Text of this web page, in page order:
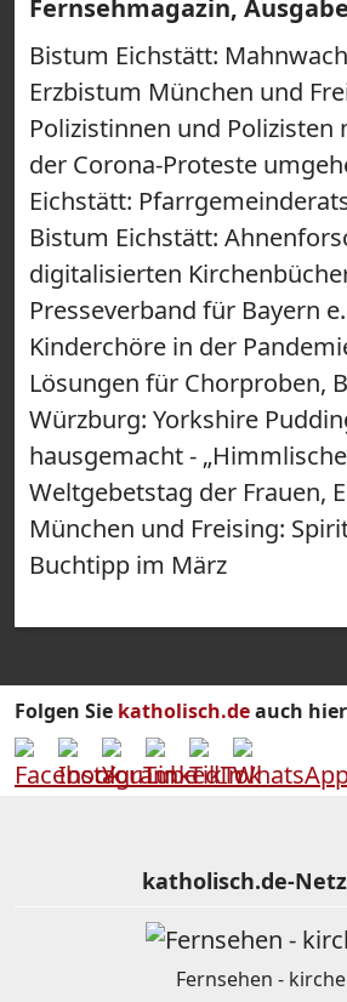
Fernsehmagazin,
Bistum Eichstätt:
Erzbistum München und
Polizistinnen und
der Corona-Proteste
Eichstätt:
Bistum Eichstätt:
digitalisierten
Presseverband für Bayern e.
Kinderchöre in der
Lösungen für Chorproben,
Würzburg: Yorkshire
hausgemacht -
Weltgebetstag der Frauen,
München und Freising:
Buchtipp im März
Folgen Sie katholisch.deauch
katholisch.de-
Fernsehen -